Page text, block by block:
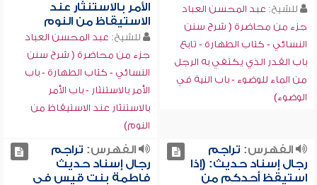
للشيخ: عبد المحسن العباد
جزء من محاضرة ( شرح سنن
النسائي - كتاب الطهارة - تابع
باب القدر الذي يكتفي به الرجل
من الماء للوضوء - باب النية في
الوضوء)
الأمر بالاستنثار عند
الاستيقاظ من النوم
للشيخ: عبد المحسن العباد
جزء من محاضرة ( شرح سنن
النسائي - كتاب الطهارة - باب
الأمر بالاستنثار - باب الأمر
بالاستنثار عند الاستيقاظ من
النوم)
الفهرس: تراجم
رجال إسناد حديث: (إذا
استيقظ أحدكم من
الفهرس: تراجم
رجال إسناد حديث
فاطمة بنت قيس في